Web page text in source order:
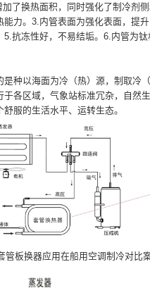
加了换热面积，同时强化了制冷剂
能力。3.内管表面为强化表面，提
5.抗冻性好，不易结垢。6.内管为
是种以海面为冷（热）源，制取冷
于各区域，气象站标准冗杂，自然
服的生活水平、运转生态。
管板换器应用在船用空调制冷对比